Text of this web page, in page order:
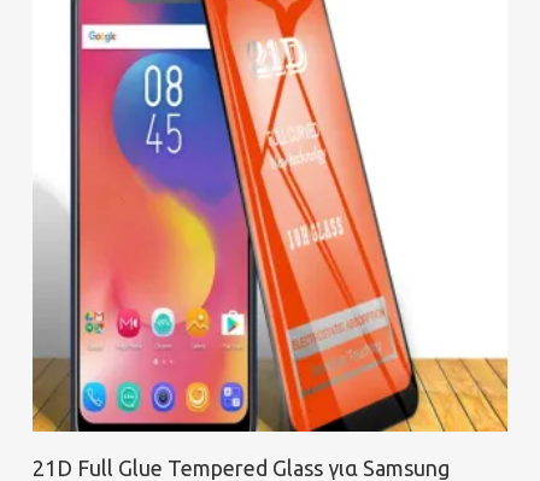
Προσθήκη στο καλάθι
21D Full Glue Tempered Glass για Samsung